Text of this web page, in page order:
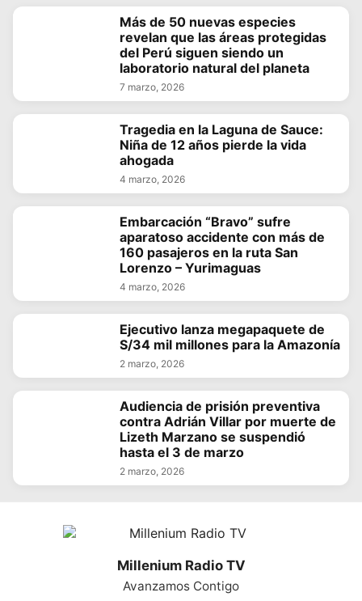
Más de 50 nuevas especies
revelan que las áreas protegidas
del Perú siguen siendo un
laboratorio natural del planeta
7 marzo, 2026
Tragedia en la Laguna de Sauce:
Niña de 12 años pierde la vida
ahogada
4 marzo, 2026
Embarcación “Bravo” sufre
aparatoso accidente con más de
160 pasajeros en la ruta San
Lorenzo – Yurimaguas
4 marzo, 2026
Ejecutivo lanza megapaquete de
S/34 mil millones para la Amazonía
2 marzo, 2026
Audiencia de prisión preventiva
contra Adrián Villar por muerte de
Lizeth Marzano se suspendió
hasta el 3 de marzo
2 marzo, 2026
Millenium Radio TV
Avanzamos Contigo